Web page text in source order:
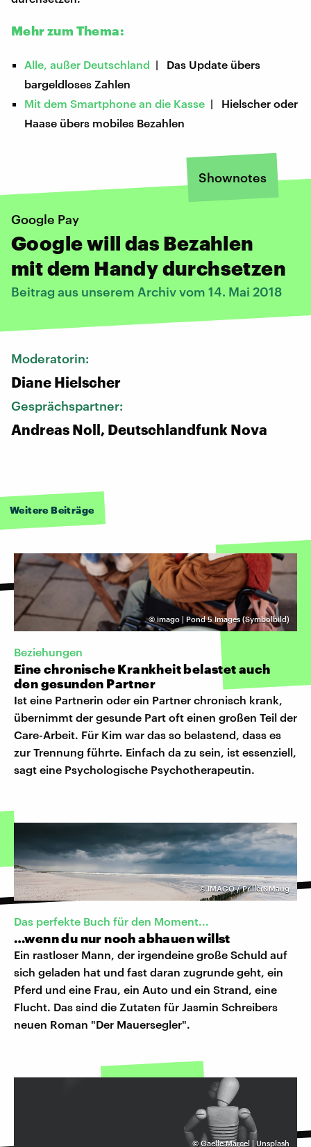
Mehr zum Thema:
Alle, außer Deutschland | Das Update übers
bargeldloses Zahlen
Mit dem Smartphone an die Kasse | Hielscher oder
Haase übers mobiles Bezahlen
Shownotes
Google Pay
Google will das Bezahlen
mit dem Handy durchsetzen
Beitrag aus unserem Archiv vom 14. Mai 2018
Moderatorin:
Diane Hielscher
Gesprächspartner:
Andreas Noll, Deutschlandfunk Nova
Weitere Beiträge
©imago | Pond 5 Images (Symbolbild)
Beziehungen
Eine chronische Krankheit belastet auch
den gesunden Partner
Ist eine Partnerin oder ein Partner chronisch krank,
übernimmt der gesunde Part oft einen großen Teil der
Care-Arbeit. Für Kim war das so belastend, dass es
zur Trennung führte. Einfach da zu sein, ist essenziell,
sagt eine Psychologische Psychotherapeutin.
©IMAGO / Priller&Maug
Das perfekte Buch für den Moment...
…wenn du nur noch abhauen willst
Ein rastloser Mann, der irgendeine große Schuld auf
sich geladen hat und fast daran zugrunde geht, ein
Pferd und eine Frau, ein Auto und ein Strand, eine
Flucht. Das sind die Zutaten für Jasmin Schreibers
neuen Roman "Der Mauersegler".
©Gaelle Marcel | Unsplash